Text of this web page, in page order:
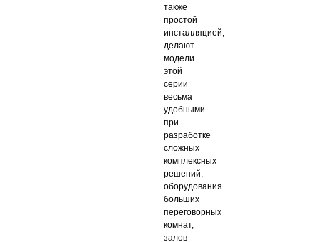
также
простой
инсталляцией,
делают
модели
этой
серии
весьма
удобными
при
разработке
сложных
комплексных
решений,
оборудования
больших
переговорных
комнат,
залов